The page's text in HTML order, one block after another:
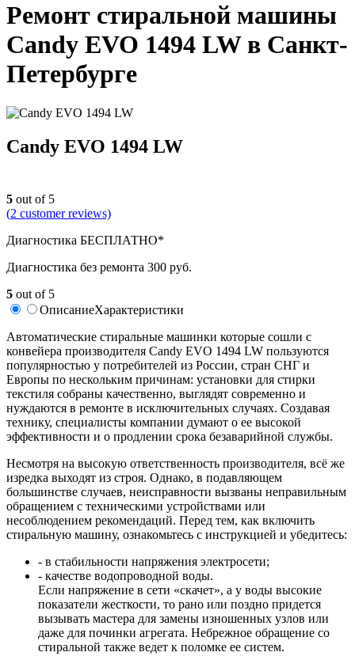
Ремонт стиральной машины
Candy EVO 1494 LW в Санкт-
Петербурге
Candy EVO 1494 LW
5 out of 5
(2 customer reviews)
Диагностика БЕСПЛАТНО*
Диагностика без ремонта 300 руб.
5 out of 5
ОписаниеХарактеристики
Автоматические стиральные машинки которые сошли с
конвейера производителя Candy EVO 1494 LW пользуются
популярностью у потребителей из России, стран СНГ и
Европы по нескольким причинам: установки для стирки
текстиля собраны качественно, выглядят современно и
нуждаются в ремонте в исключительных случаях. Создавая
технику, специалисты компании думают о ее высокой
эффективности и о продлении срока безаварийной службы.
Несмотря на высокую ответственность производителя, всё же
изредка выходят из строя. Однако, в подавляющем
большинстве случаев, неисправности вызваны неправильным
обращением с техническими устройствами или
несоблюдением рекомендаций. Перед тем, как включить
стиральную машину, ознакомьтесь с инструкцией и убедитесь:
- в стабильности напряжения электросети;
- качестве водопроводной воды.
Если напряжение в сети «скачет», а у воды высокие
показатели жесткости, то рано или поздно придется
вызывать мастера для замены изношенных узлов или
даже для починки агрегата. Небрежное обращение со
стиральной также ведет к поломке ее систем.